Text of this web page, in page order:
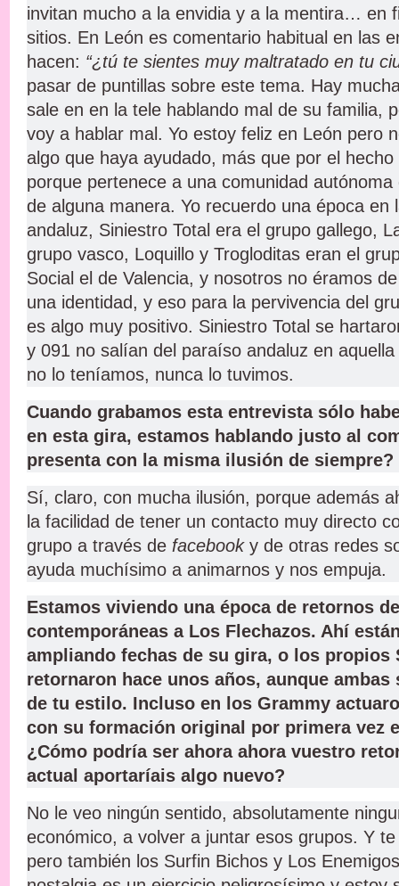
invitan mucho a la envidia y a la mentira… en
sitios. En León es comentario habitual en las
hacen: “¿tú te sientes muy maltratado en tu
pasar de puntillas sobre este tema. Hay
sale en en la tele hablando mal de su familia,
voy a hablar mal. Yo estoy feliz en León pero
algo que haya ayudado, más que por el
porque pertenece a una comunidad
de alguna manera. Yo recuerdo una época en
andaluz, Siniestro Total era el grupo gallego,
grupo vasco, Loquillo y Trogloditas eran el
Social el de Valencia, y nosotros no éramos
una identidad, y eso para la pervivencia del
es algo muy positivo. Siniestro Total se
y 091 no salían del paraíso andaluz en
no lo teníamos, nunca lo tuvimos.
Cuando grabamos esta entrevista sólo
en esta gira, estamos hablando justo al
presenta con la misma ilusión de siempre?
Sí, claro, con mucha ilusión, porque además
la facilidad de tener un contacto muy directo
grupo a través de facebooky de otras redes
ayuda muchísimo a animarnos y nos empuja.
Estamos viviendo una época de retornos
contemporáneas a Los Flechazos. Ahí
ampliando fechas de su gira, o los propios
retornaron hace unos años, aunque ambas
de tu estilo. Incluso en los Grammy
con su formación original por primera vez
¿Cómo podría ser ahora ahora vuestro
actual aportaríais algo nuevo?
No le veo ningún sentido, absolutamente
económico, a volver a juntar esos grupos. Y
pero también los Surfin Bichos y Los